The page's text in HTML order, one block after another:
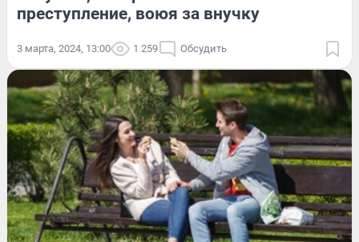
преступление, воюя за внучку
3 марта, 2024, 13:00 1 259 Обсудить